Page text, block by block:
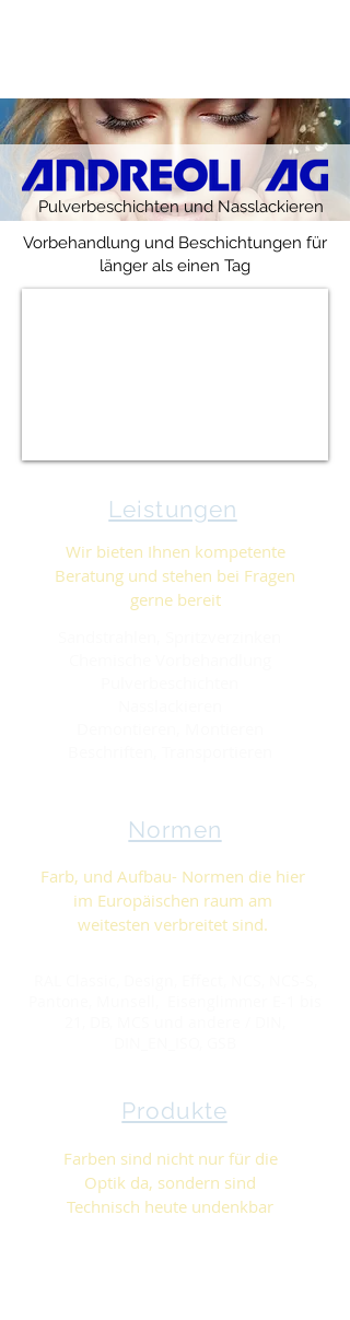
Pulverbeschichten und Nasslackieren
Vorbehandlung und Beschichtungen für
länger als einen Tag
Leistungen
Wir bieten Ihnen kompetente
Beratung und stehen bei Fragen
gerne bereit
Normen
Farb, und Aufbau- Normen die hier
im Europäischen raum am
weitesten verbreitet sind.
Produkte
Farben sind nicht nur für die
Optik da, sondern sind
Technisch heute undenkbar